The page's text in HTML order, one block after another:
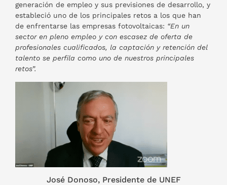
generación de empleo y sus previsiones de desarrollo, y
estableció uno de los principales retos a los que han
de enfrentarse las empresas fotovoltaicas: “En un
sector en pleno empleo y con escasez de oferta de
profesionales cualificados, la captación y retención del
talento se perfila como uno de nuestros principales
retos”.
José Donoso, Presidente de UNEF